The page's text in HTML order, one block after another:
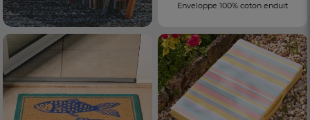
Enveloppe 100% coton enduit